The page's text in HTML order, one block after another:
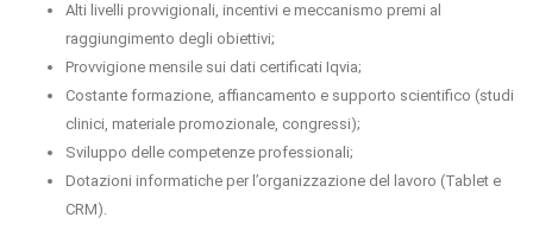
Alti livelli provvigionali, incentivi e meccanismo premi al
raggiungimento degli obiettivi;
Provvigione mensile sui dati certificati Iqvia;
Costante formazione, affiancamento e supporto scientifico (studi
clinici, materiale promozionale, congressi);
Sviluppo delle competenze professionali;
Dotazioni informatiche per l’organizzazione del lavoro (Tablet e
CRM).